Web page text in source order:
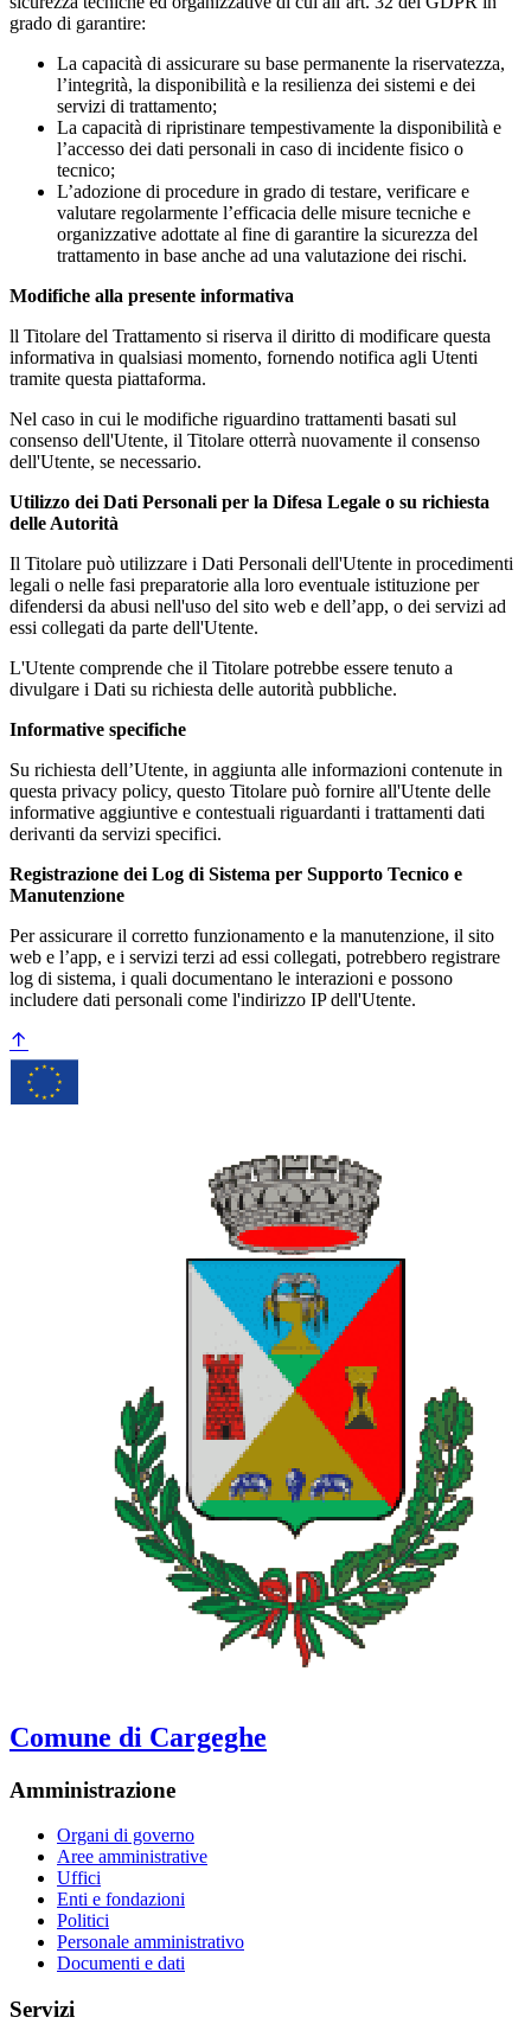
grado di garantire:
La capacità di assicurare su base permanente la riservatezza,
l’integrità, la disponibilità e la resilienza dei sistemi e dei
servizi di trattamento;
La capacità di ripristinare tempestivamente la disponibilità e
l’accesso dei dati personali in caso di incidente fisico o
tecnico;
L’adozione di procedure in grado di testare, verificare e
valutare regolarmente l’efficacia delle misure tecniche e
organizzative adottate al fine di garantire la sicurezza del
trattamento in base anche ad una valutazione dei rischi.
Modifiche alla presente informativa
ll Titolare del Trattamento si riserva il diritto di modificare questa
informativa in qualsiasi momento, fornendo notifica agli Utenti
tramite questa piattaforma.
Nel caso in cui le modifiche riguardino trattamenti basati sul
consenso dell'Utente, il Titolare otterrà nuovamente il consenso
dell'Utente, se necessario.
Utilizzo dei Dati Personali per la Difesa Legale o su richiesta
delle Autorità
Il Titolare può utilizzare i Dati Personali dell'Utente in procedimenti
legali o nelle fasi preparatorie alla loro eventuale istituzione per
difendersi da abusi nell'uso del sito web e dell’app, o dei servizi ad
essi collegati da parte dell'Utente.
L'Utente comprende che il Titolare potrebbe essere tenuto a
divulgare i Dati su richiesta delle autorità pubbliche.
Informative specifiche
Su richiesta dell’Utente, in aggiunta alle informazioni contenute in
questa privacy policy, questo Titolare può fornire all'Utente delle
informative aggiuntive e contestuali riguardanti i trattamenti dati
derivanti da servizi specifici.
Registrazione dei Log di Sistema per Supporto Tecnico e
Manutenzione
Per assicurare il corretto funzionamento e la manutenzione, il sito
web e l’app, e i servizi terzi ad essi collegati, potrebbero registrare
log di sistema, i quali documentano le interazioni e possono
includere dati personali come l'indirizzo IP dell'Utente.
Comune di Cargeghe
Amministrazione
Organi di governo
Aree amministrative
Uffici
Enti e fondazioni
Politici
Personale amministrativo
Documenti e dati
Servizi